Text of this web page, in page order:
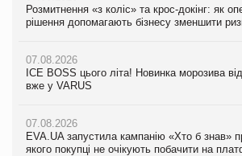
Розмитнення «з коліс» та крос-докінг: як
рішення допомагають бізнесу зменшити
07.08.2026
ICE BOSS цього літа! Новинка морозива
вже у VARUS
07.08.2026
EVA.UA запустила кампанію «Хто б знав»
якого покупці не очікують побачити на
07.08.2026
EVA.UA запустила кампанію «Хто б знав»
06.08.2026
Смачна новинка для хвостатих: у VARUS
05.08.2026
Мережа супермаркетів VARUS купує мережу
Kraft Heinz скоротила збиток у першому
Продажі Hugo Boss впали на 9%